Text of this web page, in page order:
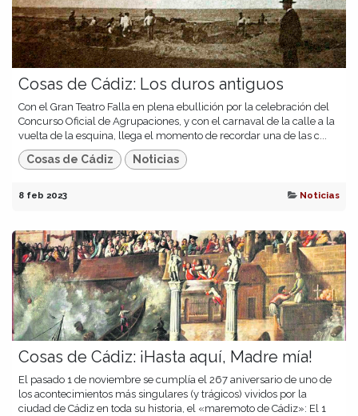
Cosas de Cádiz: Los duros antiguos
Con el Gran Teatro Falla en plena ebullición por la celebración del
Concurso Oficial de Agrupaciones, y con el carnaval de la calle a la
vuelta de la esquina, llega el momento de recordar una de las c...
Cosas de Cádiz Noticias
8 feb 2023 Noticias
Cosas de Cádiz: ¡Hasta aquí, Madre mía!
El pasado 1 de noviembre se cumplía el 267 aniversario de uno de
los acontecimientos más singulares (y trágicos) vividos por la
ciudad de Cádiz en toda su historia, el «maremoto de Cádiz»: El 1